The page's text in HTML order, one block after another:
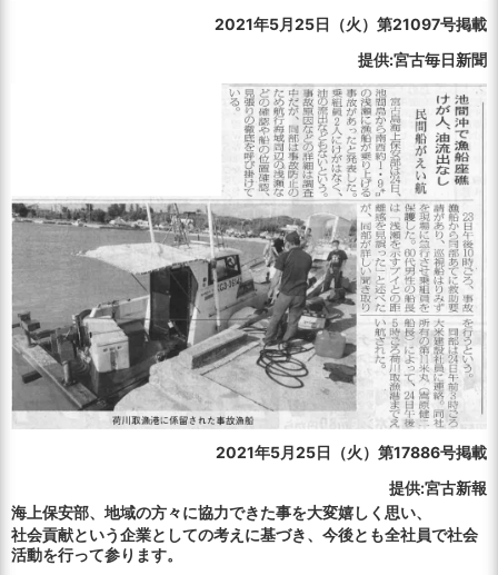
2021年5月25日（火）第21097号掲載
提供:宮古毎日新聞
2021年5月25日（火）第17886号掲載
提供:宮古新報
海上保安部、地域の方々に協力できた事を大変嬉しく思い、
社会貢献という企業としての考えに基づき、今後とも全社員で社会
活動を行って参ります。